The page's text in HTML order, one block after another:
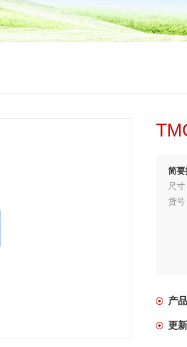
简要
尺
货
产
更